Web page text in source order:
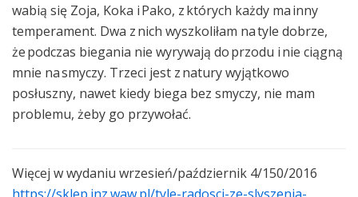
wabią się Zoja, Koka i Pako, z których każdy ma inny
temperament. Dwa z nich wyszkoliłam na tyle dobrze,
że podczas biegania nie wyrywają do przodu i nie ciągną
mnie na smyczy. Trzeci jest z natury wyjątkowo
posłuszny, nawet kiedy biega bez smyczy, nie mam
problemu, żeby go przywołać.
Więcej w wydaniu wrzesień/październik 4/150/2016